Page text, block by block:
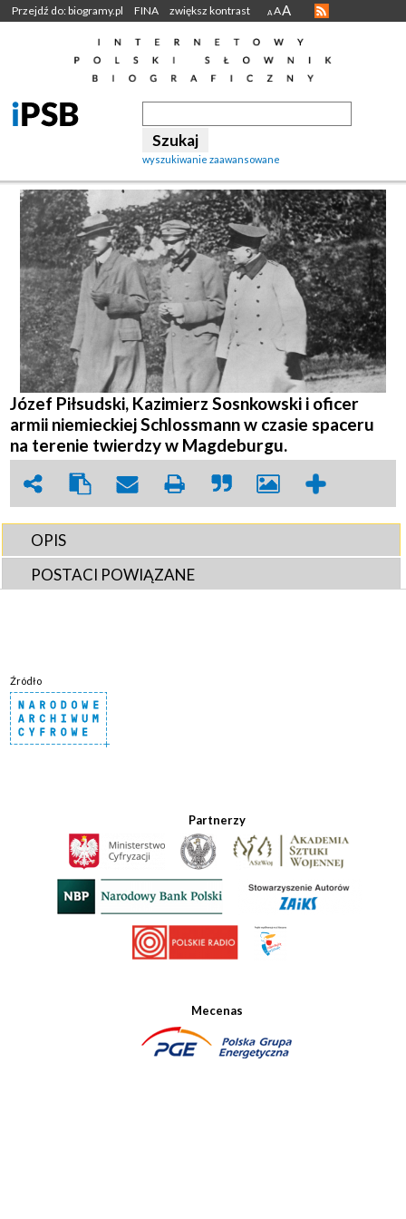
Przejdź do: biogramy.pl FINA zwiększ kontrast A AA
wyszukiwanie zaawansowane
Józef Piłsudski, Kazimierz Sosnkowski i oficer
armii niemieckiej Schlossmann w czasie spaceru
na terenie twierdzy w Magdeburgu.
OPIS
POSTACI POWIĄZANE
Źródło
Partnerzy
Mecenas